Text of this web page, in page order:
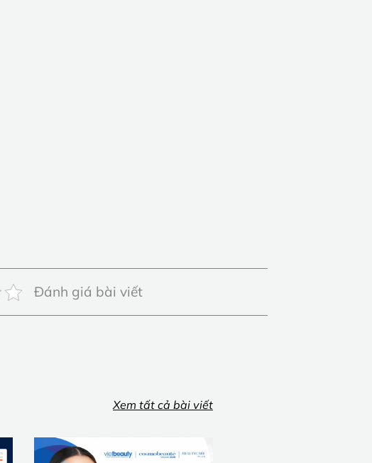
Đánh giá bài viết
Xem tất cả bài viết